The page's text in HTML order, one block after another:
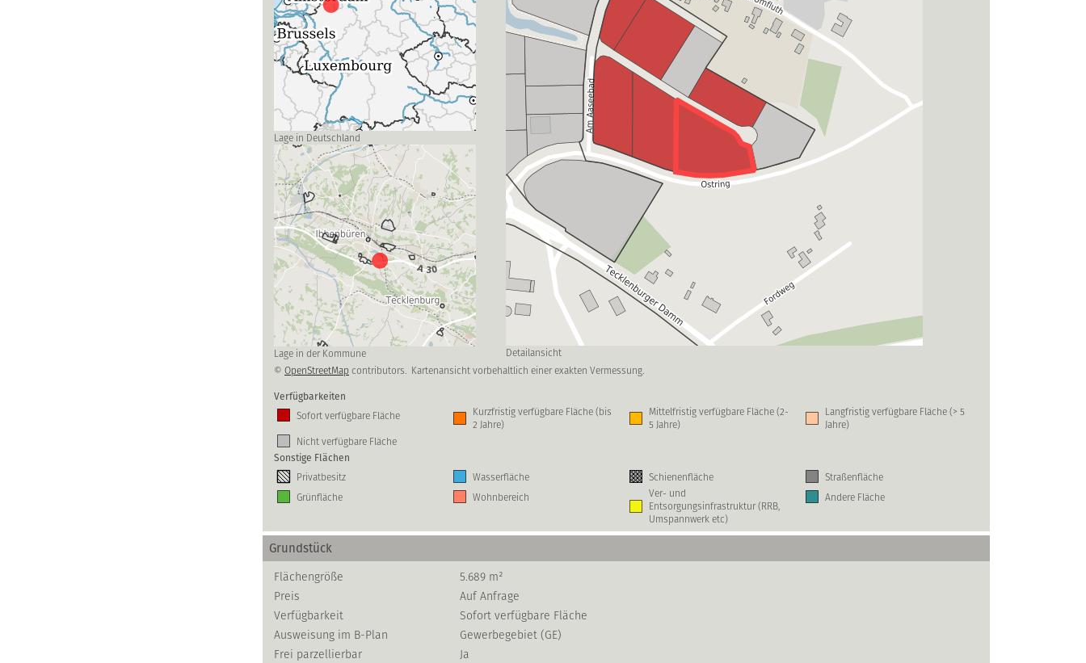
Lage in Deutschland
Lage in der Kommune
Detailansicht
© OpenStreetMap contributors. Kartenansicht vorbehaltlich einer exakten Vermessung.
Verfügbarkeiten
Sofort verfügbare Fläche
Kurzfristig verfügbare Fläche (bis
2 Jahre)
Mittelfristig verfügbare Fläche (2-
5 Jahre)
Langfristig verfügbare Fläche (> 5
Jahre)
Nicht verfügbare Fläche
Sonstige Flächen
Privatbesitz
Wasserfläche Schienenfläche
Straßenfläche
Grünfläche
Wohnbereich
Ver- und
Entsorgungsinfrastruktur (RRB,
Umspannwerk etc)
Andere Fläche
Grundstück
Flächengröße
5.689 m²
Preis
Auf Anfrage
Verfügbarkeit
Sofort verfügbare Fläche
Ausweisung im B-Plan
Gewerbegebiet (GE)
Frei parzellierbar
Ja